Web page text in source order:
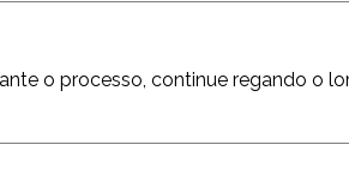
o processo, continue regando o